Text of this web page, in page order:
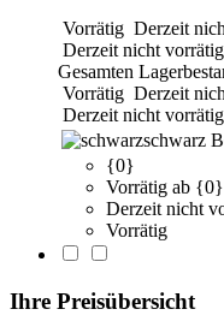
Vorrätig Derzeit
Derzeit nicht
Gesamten
Vorrätig Derzeit
Derzeit nicht
schwarz
{0}
Vorrätig ab {0}
Derzeit nicht
Vorrätig
Ihre Preisübersicht